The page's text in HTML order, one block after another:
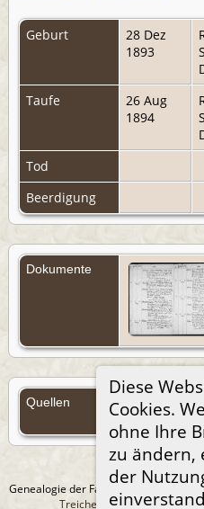
Diese
Cookies.
ohne Ihre
zu ändern,
der
Geburt
28 Dez
1893
Taufe
26 Aug
1894
Tod
Beerdigung
Dokumente
Quellen
Genealogie der Familie Treichel aus
Treichel
Copyright © 2014-